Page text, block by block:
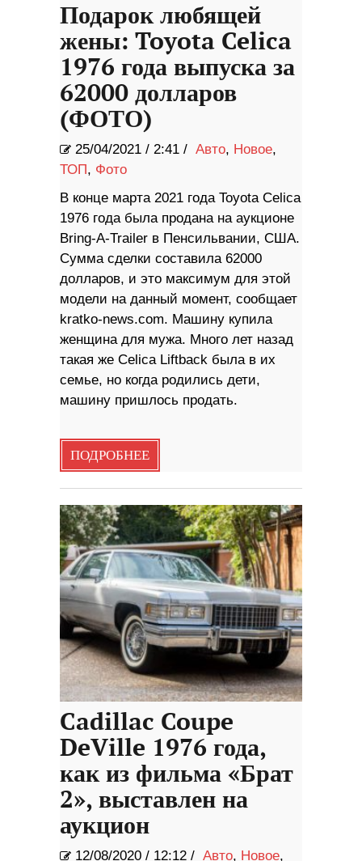
Подарок любящей
жены: Toyota Celica
1976 года выпуска за
62000 долларов
(ФОТО)
25/04/2021 / 2:41 / Авто, Новое,
ТОП, Фото
В конце марта 2021 года Toyota Celica
1976 года была продана на аукционе
Bring-A-Trailer в Пенсильвании, США.
Сумма сделки составила 62000
долларов, и это максимум для этой
модели на данный момент, сообщает
kratko-news.com. Машину купила
женщина для мужа. Много лет назад
такая же Celica Liftback была в их
семье, но когда родились дети,
машину пришлось продать.
ПОДРОБНЕЕ
Cadillac Coupe
DeVille 1976 года,
как из фильма «Брат
2», выставлен на
аукцион
12/08/2020 / 12:12 / Авто, Новое,